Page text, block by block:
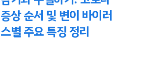
증상 순서 및 변이 바이러
스별 주요 특징 정리